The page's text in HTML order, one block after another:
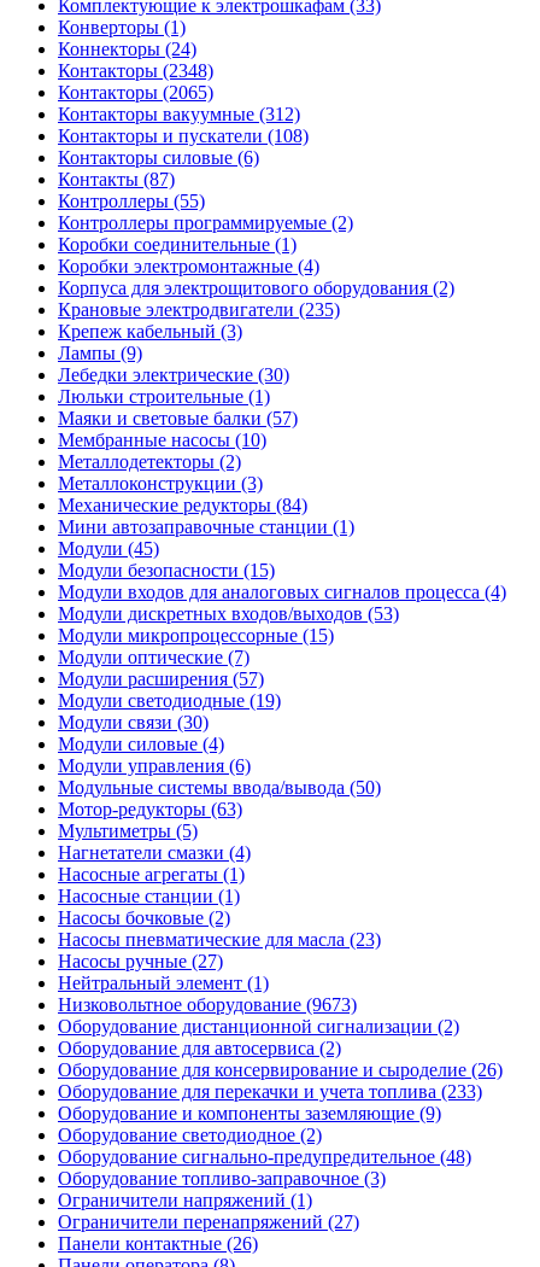
Комплектующие к электрошкафам (33)
Конверторы (1)
Коннекторы (24)
Контакторы (2348)
Контакторы (2065)
Контакторы вакуумные (312)
Контакторы и пускатели (108)
Контакторы силовые (6)
Контакты (87)
Контроллеры (55)
Контроллеры программируемые (2)
Коробки соединительные (1)
Коробки электромонтажные (4)
Корпуса для электрощитового оборудования (2)
Крановые электродвигатели (235)
Крепеж кабельный (3)
Лампы (9)
Лебедки электрические (30)
Люльки строительные (1)
Маяки и световые балки (57)
Мембранные насосы (10)
Металлодетекторы (2)
Металлоконструкции (3)
Механические редукторы (84)
Мини автозаправочные станции (1)
Модули (45)
Модули безопасности (15)
Модули входов для аналоговых сигналов процесса (4)
Модули дискретных входов/выходов (53)
Модули микропроцессорные (15)
Модули оптические (7)
Модули расширения (57)
Модули светодиодные (19)
Модули связи (30)
Модули силовые (4)
Модули управления (6)
Модульные системы ввода/вывода (50)
Мотор-редукторы (63)
Мультиметры (5)
Нагнетатели смазки (4)
Насосные агрегаты (1)
Насосные станции (1)
Насосы бочковые (2)
Насосы пневматические для масла (23)
Насосы ручные (27)
Нейтральный элемент (1)
Низковольтное оборудование (9673)
Оборудование дистанционной сигнализации (2)
Оборудование для автосервиса (2)
Оборудование для консервирование и сыроделие (26)
Оборудование для перекачки и учета топлива (233)
Оборудование и компоненты заземляющие (9)
Оборудование светодиодное (2)
Оборудование сигнально-предупредительное (48)
Оборудование топливо-заправочное (3)
Ограничители напряжений (1)
Ограничители перенапряжений (27)
Панели контактные (26)